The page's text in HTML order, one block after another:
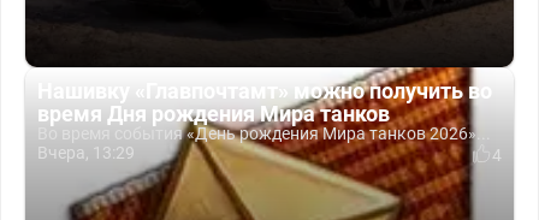
Нашивку «Главпочтамт» можно получить во
время Дня рождения Мира танков
Во время события «День рождения Мира танков 2026»...
Вчера, 13:29
4